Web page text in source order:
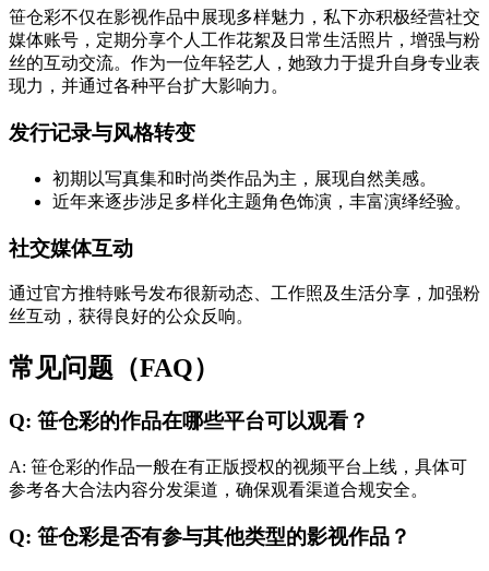
笹仓彩不仅在影视作品中展现多样魅力，私下亦积极经营社交
媒体账号，定期分享个人工作花絮及日常生活照片，增强与粉
丝的互动交流。作为一位年轻艺人，她致力于提升自身专业表
现力，并通过各种平台扩大影响力。
发行记录与风格转变
初期以写真集和时尚类作品为主，展现自然美感。
近年来逐步涉足多样化主题角色饰演，丰富演绎经验。
社交媒体互动
通过官方推特账号发布很新动态、工作照及生活分享，加强粉
丝互动，获得良好的公众反响。
常见问题（FAQ）
Q: 笹仓彩的作品在哪些平台可以观看？
A: 笹仓彩的作品一般在有正版授权的视频平台上线，具体可
参考各大合法内容分发渠道，确保观看渠道合规安全。
Q: 笹仓彩是否有参与其他类型的影视作品？